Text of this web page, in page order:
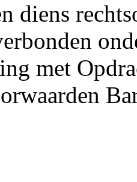
diens
met